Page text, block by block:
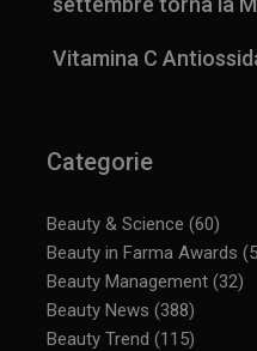
Vitamina C
Categorie
Beauty & Science (60)
Beauty in Farma Awards
Beauty Management (32)
Beauty News (388)
Beauty Trend (115)